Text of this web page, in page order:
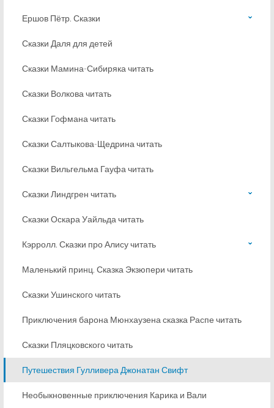
Ершов Пётр. Сказки
Сказки Даля для детей
Сказки Мамина-Сибиряка читать
Сказки Волкова читать
Сказки Гофмана читать
Сказки Салтыкова-Щедрина читать
Сказки Вильгельма Гауфа читать
Сказки Линдгрен читать
Сказки Оскара Уайльда читать
Кэрролл. Сказки про Алису читать
Маленький принц. Сказка Экзюпери читать
Сказки Ушинского читать
Приключения барона Мюнхаузена сказка Распе читать
Сказки Пляцковского читать
Путешествия Гулливера Джонатан Свифт
Необыкновенные приключения Карика и Вали